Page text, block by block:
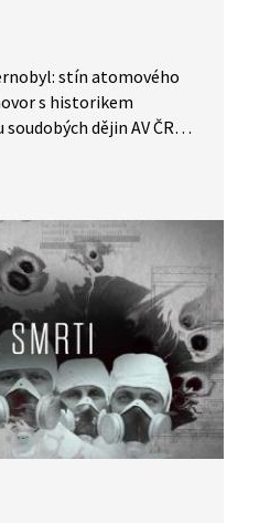
stín atomového
s historikem
dějin AV ČR
systému a na to,
komunikace a sdílení
průběhu událostí.